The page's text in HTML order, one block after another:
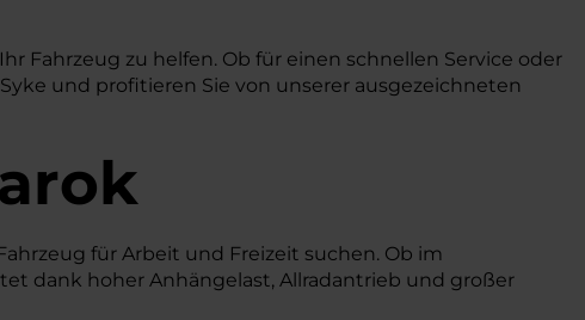
Fahrzeug zu helfen. Ob für einen schnellen Service oder
und profitieren Sie von unserer ausgezeichneten
für Arbeit und Freizeit suchen. Ob im
dank hoher Anhängelast, Allradantrieb und großer